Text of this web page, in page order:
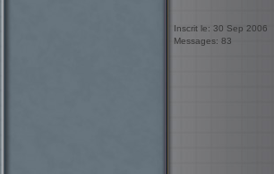
Inscrit le: 30 Sep 2006
Messages: 83